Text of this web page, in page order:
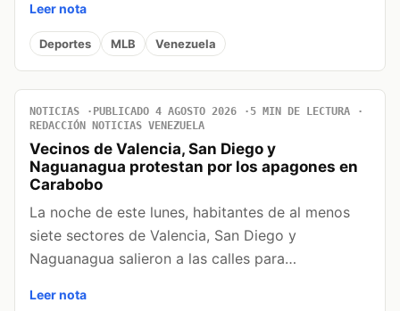
Leer nota
Deportes MLB Venezuela
NOTICIAS PUBLICADO 4 AGOSTO 2026
5 MIN DE LECTURA
REDACCIÓN NOTICIAS VENEZUELA
Vecinos de Valencia, San Diego y
Naguanagua protestan por los apagones en
Carabobo
La noche de este lunes, habitantes de al menos
siete sectores de Valencia, San Diego y
Naguanagua salieron a las calles para…
Leer nota